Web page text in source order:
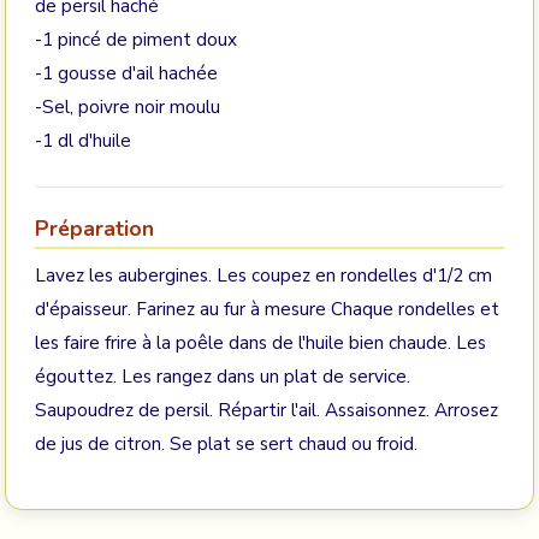
de persil haché
-1 pincé de piment doux
-1 gousse d'ail hachée
-Sel, poivre noir moulu
-1 dl d'huile
Préparation
Lavez les aubergines. Les coupez en rondelles d'1/2 cm
d'épaisseur. Farinez au fur à mesure Chaque rondelles et
les faire frire à la poêle dans de l'huile bien chaude. Les
égouttez. Les rangez dans un plat de service.
Saupoudrez de persil. Répartir l'ail. Assaisonnez. Arrosez
de jus de citron. Se plat se sert chaud ou froid.